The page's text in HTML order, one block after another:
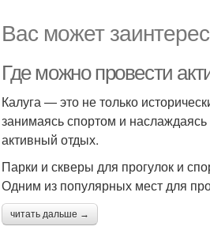
Вас может
Где можно провести
Калуга — это не только
занимаясь спортом и
активный отдых.
Парки и скверы для прогулок и
Одним из популярных мест для
читать дальше →